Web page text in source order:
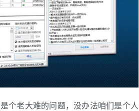
个老大难的问题，没办法咱们是个人